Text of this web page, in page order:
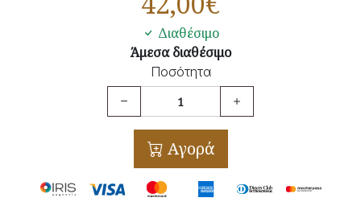
Διαθέσιμο
Άμεσα διαθέσιμο
Ποσότητα
Αγορά